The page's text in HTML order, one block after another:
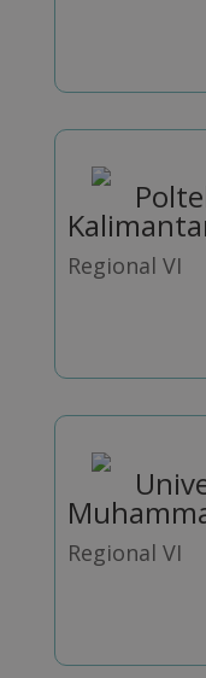
Regional VI
Regional VI